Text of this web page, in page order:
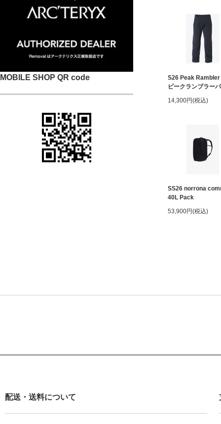
MOBILE SHOP QR code
S26 Peak
ピークランブラー
14,300円(税込)
SS26 norrona
40L Pack
53,900円(税込)
配送・送料について